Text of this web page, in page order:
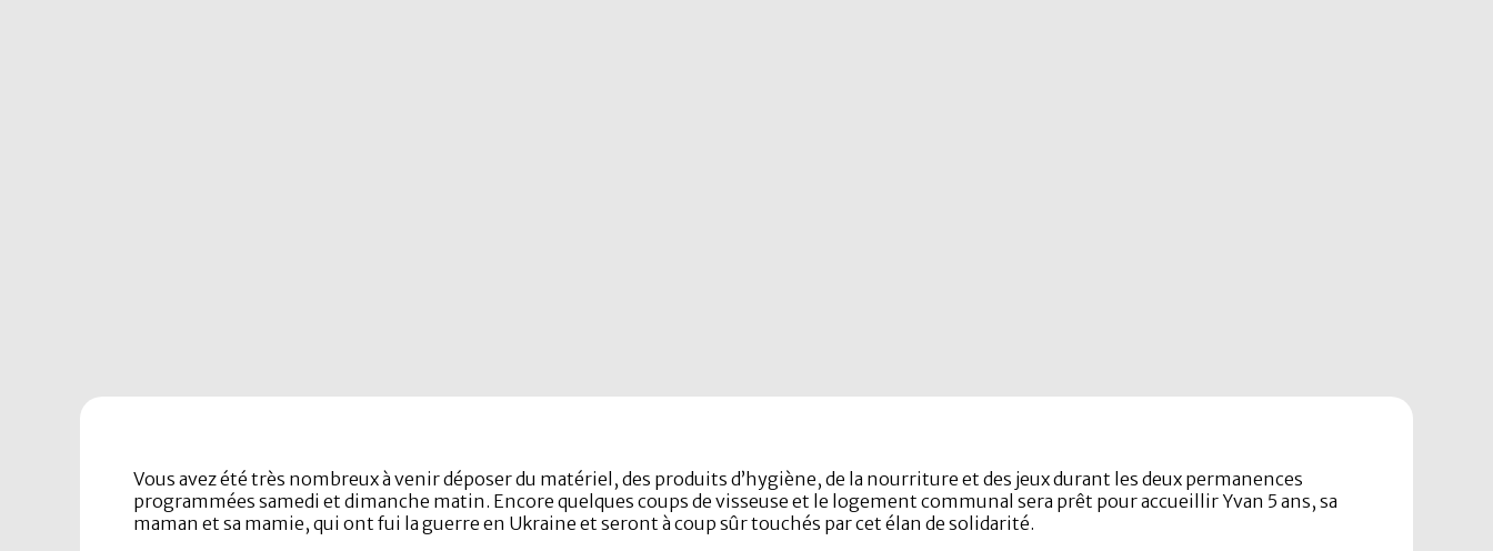
Vous avez été très nombreux à venir déposer du matériel, des produits d’hygiène, de la nourriture et des jeux durant les deux permanences
programmées samedi et dimanche matin. Encore quelques coups de visseuse et le logement communal sera prêt pour accueillir Yvan 5 ans, sa
maman et sa mamie, qui ont fui la guerre en Ukraine et seront à coup sûr touchés par cet élan de solidarité.